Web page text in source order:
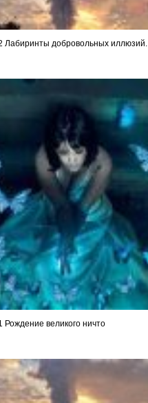
Лабиринты добровольных иллюзий.
Рождение великого ничто